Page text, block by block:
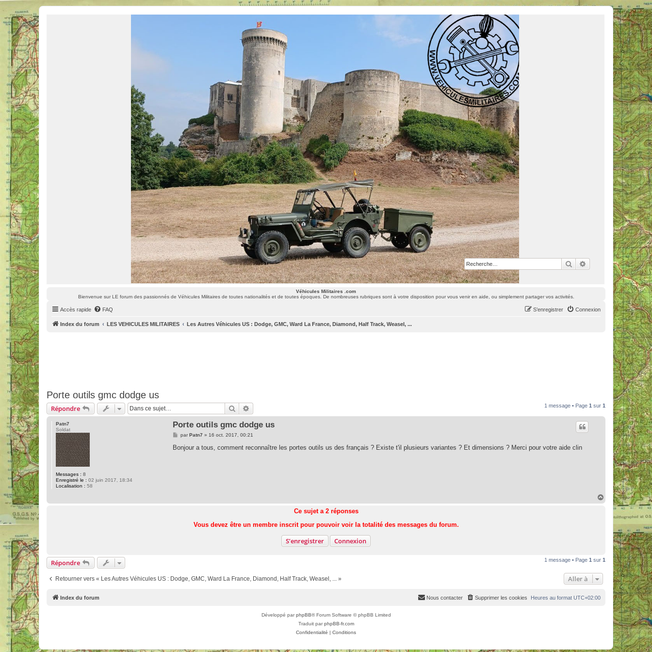
RechercherRecherche avancée
Bienvenue sur LE forum des passionnés de Véhicules Militaires de toutes nationalités et de toutes époques. De nombreuses rubriques sont à votre disposition pour vous venir en aide, ou simplement partager vos activités.
Véhicules Militaires .com
Bienvenue sur LE forum des passionnés de Véhicules Militaires de toutes nationalités et de toutes époques. De nombreuses rubriques sont à votre disposition pour vous venir en aide, ou simplement partager vos activités.
Accès rapide FAQ Connexion
S’enregistrer
Index du forum LES VEHICULES MILITAIRES Les Autres Véhicules US : Dodge, GMC, Ward La France, Diamond, Half Track, Weasel, ...
Porte outils gmc dodge us
Répondre Rechercher 1 message • Page 1 sur 1
Patn7
Soldat
Messages : 8
Enregistré le : 02 juin 2017, 18:34
Localisation : 58
Porte outils gmc dodge us
M
s
parPatn7 » 16 oct. 2017, 00:21
Bonjour a tous, comment reconnaître les portes outils us des français ? Existe t'il plusieurs variantes ? Et dimensions ? Merci pour votre aide clin
Ce sujet a 2réponses
Vous devez être un membre inscrit pour pouvoir voir la totalité des messages du forum.
S’enregistrer Connexion
Répondre 1 message • Page 1 sur 1
Retourner vers « Les Autres Véhicules US : Dodge, GMC, Ward La France, Diamond, Half Track, Weasel, ... » Aller à
Index du forum Heures au format UTC+02:00
Supprimer les cookies
Nous contacter
Développé parphpBB® Forum Software © phpBB Limited
Traduit parphpBB-fr.com
Confidentialité | Conditions